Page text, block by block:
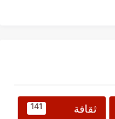
ثقافة 141